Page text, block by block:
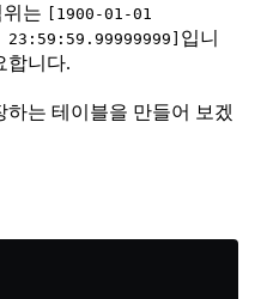
는 [1900-01-01
입니
합니다.
는 테이블을 만들어 보겠